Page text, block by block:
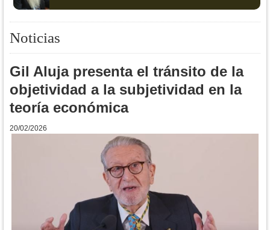
Noticias
Gil Aluja presenta el tránsito de la
objetividad a la subjetividad en la
teoría económica
20/02/2026